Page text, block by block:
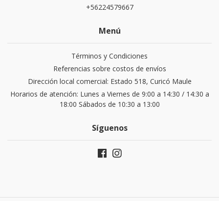
+56224579667
Menú
Términos y Condiciones
Referencias sobre costos de envíos
Dirección local comercial: Estado 518, Curicó Maule
Horarios de atención: Lunes a Viernes de 9:00 a 14:30 / 14:30 a
18:00 Sábados de 10:30 a 13:00
Síguenos